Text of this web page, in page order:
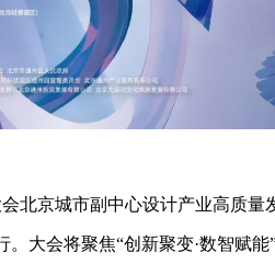
会北京城市副中心设计产业高质
。大会将聚焦“创新聚变·数智赋